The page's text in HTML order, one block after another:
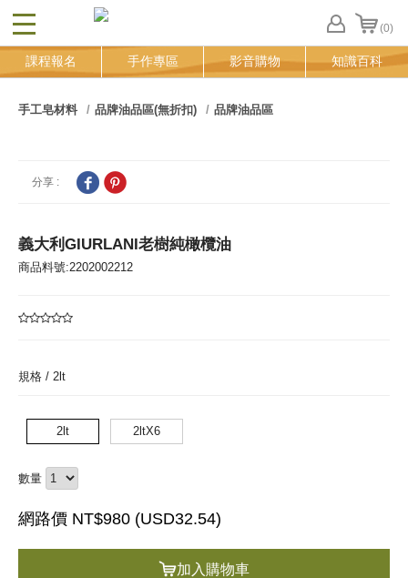
CLOSE (0)
FB
登
課程報名 手作專區 影音購物 知識百科
手工皂材料 品牌油品區(無折扣) 品牌油品區
分享 :
義大利GIURLANI老樹純橄欖油
商品料號:2202002212
規格 / 2lt
2lt 2ltX6
數量
網路價 NT$980 (USD32.54)
加入購物車